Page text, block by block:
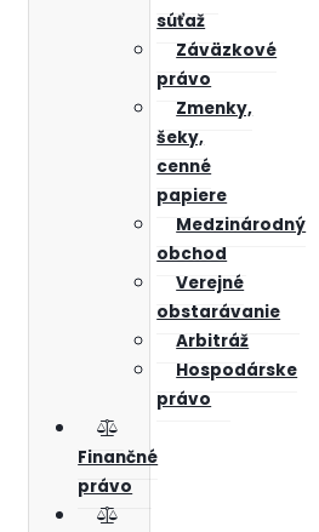
súťaž
Záväzkové
právo
Zmenky,
šeky,
cenné
papiere
Medzinárodný
obchod
Verejné
obstarávanie
Arbitráž
Hospodárske
právo
Finančné
právo